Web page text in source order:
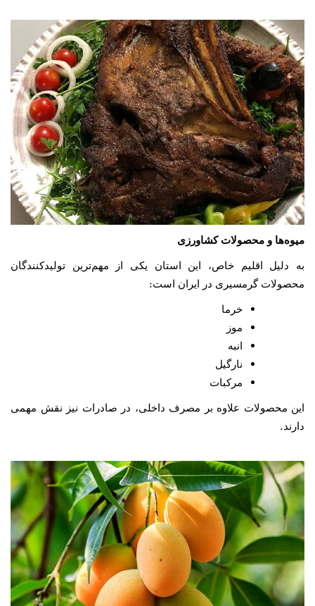
میوه‌ها و محصولات کشاورزی
به دلیل اقلیم خاص، این استان یکی از مهم‌ترین تولیدکنندگان
محصولات گرمسیری در ایران است:
خرما
موز
انبه
نارگیل
مرکبات
این محصولات علاوه بر مصرف داخلی، در صادرات نیز نقش مهمی
دارند.